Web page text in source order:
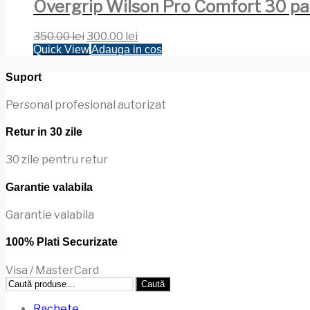
Overgrip Wilson Pro Comfort 30
350.00leiPrețul
inițial
300.00 lei
curent
Quick ViewAdauga in cos
Suport
Personal profesional autorizat
Retur in 30 zile
30 zile pentru retur
Garantie valabila
Garantie valabila
100% Plati Securizate
Visa / MasterCard
Caută
după:
Caută